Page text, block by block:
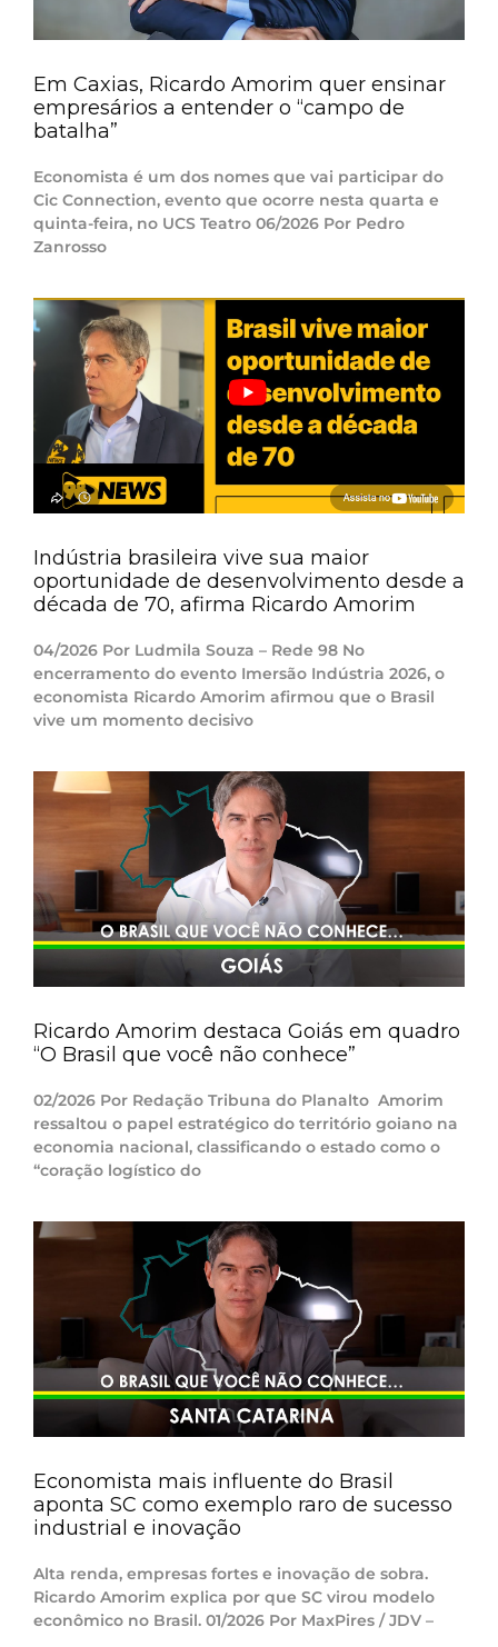
Em Caxias, Ricardo Amorim quer ensinar
empresários a entender o “campo de
batalha”
Economista é um dos nomes que vai participar do
Cic Connection, evento que ocorre nesta quarta e
quinta-feira, no UCS Teatro 06/2026 Por Pedro
Zanrosso
Indústria brasileira vive sua maior
oportunidade de desenvolvimento desde a
década de 70, afirma Ricardo Amorim
04/2026 Por Ludmila Souza – Rede 98 No
encerramento do evento Imersão Indústria 2026, o
economista Ricardo Amorim afirmou que o Brasil
vive um momento decisivo
Ricardo Amorim destaca Goiás em quadro
“O Brasil que você não conhece”
02/2026 Por Redação Tribuna do Planalto Amorim
ressaltou o papel estratégico do território goiano na
economia nacional, classificando o estado como o
“coração logístico do
Economista mais influente do Brasil
aponta SC como exemplo raro de sucesso
industrial e inovação
Alta renda, empresas fortes e inovação de sobra.
Ricardo Amorim explica por que SC virou modelo
econômico no Brasil. 01/2026 Por MaxPires / JDV –